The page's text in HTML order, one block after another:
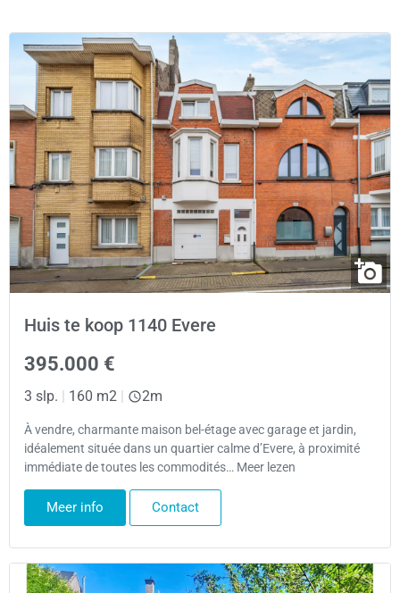
Huis te koop 1140 Evere
395.000 €
3 slp. 160 m2 2m
À vendre, charmante maison bel-étage avec garage et jardin,
idéalement située dans un quartier calme d’Evere, à proximité
immédiate de toutes les commodités… Meer lezen
Meer info Contact